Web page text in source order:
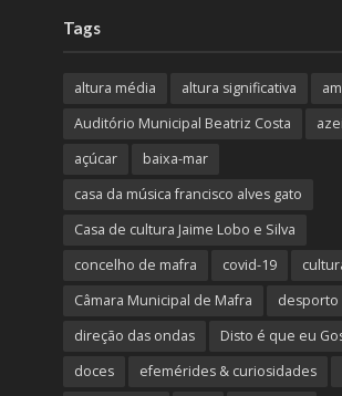
Tags
altura média altura significativa
Auditório Municipal Beatriz Costa
açúcar
baixa-mar
casa da música francisco alves gato
Casa de cultura Jaime Lobo e Silva
concelho de mafra
covid-19
Câmara Municipal de Mafra
desporto
direção das ondas
Disto é que eu
doces
efemérides & curiosidades